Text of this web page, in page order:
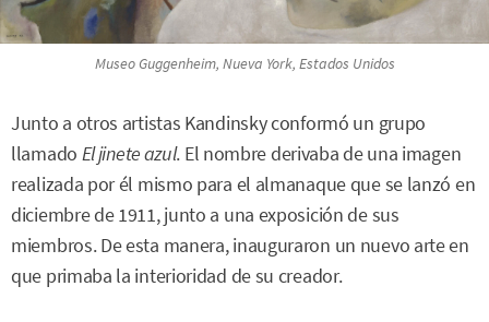
Museo Guggenheim, Nueva York, Estados Unidos
Junto a otros artistas Kandinsky conformó un grupo
llamado El jinete azul. El nombre derivaba de una imagen
realizada por él mismo para el almanaque que se lanzó en
diciembre de 1911, junto a una exposición de sus
miembros. De esta manera, inauguraron un nuevo arte en
que primaba la interioridad de su creador.